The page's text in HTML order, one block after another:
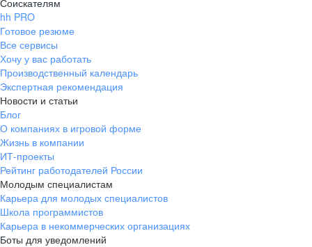
Соискателям
hh PRO
Готовое резюме
Все сервисы
Хочу у вас работать
Производственный календарь
Экспертная рекомендация
Новости и статьи
Блог
О компаниях в игровой форме
Жизнь в компании
ИТ-проекты
Рейтинг работодателей России
Молодым специалистам
Карьера для молодых специалистов
Школа программистов
Карьера в некоммерческих организациях
Боты для уведомлений